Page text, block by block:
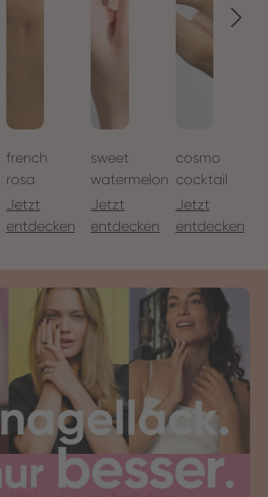
french
rosa
Jetzt
entdecken
sweet
watermelon
Jetzt
entdecken
cosmo
cocktail
Jetzt
entdecken